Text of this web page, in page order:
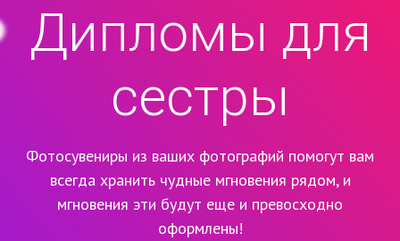
Дипломы для
сестры
Фотосувениры из ваших фотографий помогут вам
всегда хранить чудные мгновения рядом, и
мгновения эти будут еще и превосходно
оформлены!